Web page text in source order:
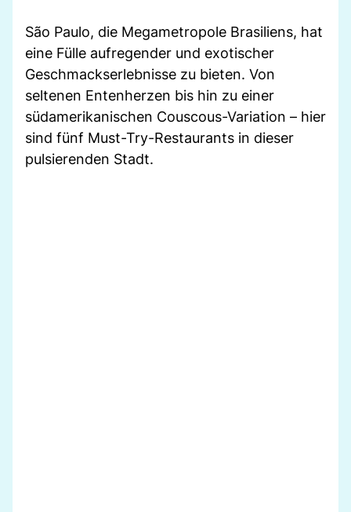
São Paulo, die Megametropole Brasiliens, hat
eine Fülle aufregender und exotischer
Geschmackserlebnisse zu bieten. Von
seltenen Entenherzen bis hin zu einer
südamerikanischen Couscous-Variation – hier
sind fünf Must-Try-Restaurants in dieser
pulsierenden Stadt.